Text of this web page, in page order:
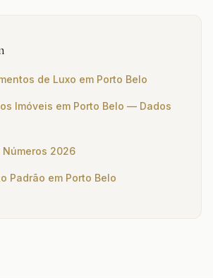
de Luxo em Porto Belo
Imóveis em Porto Belo — Dados
Números 2026
Padrão em Porto Belo